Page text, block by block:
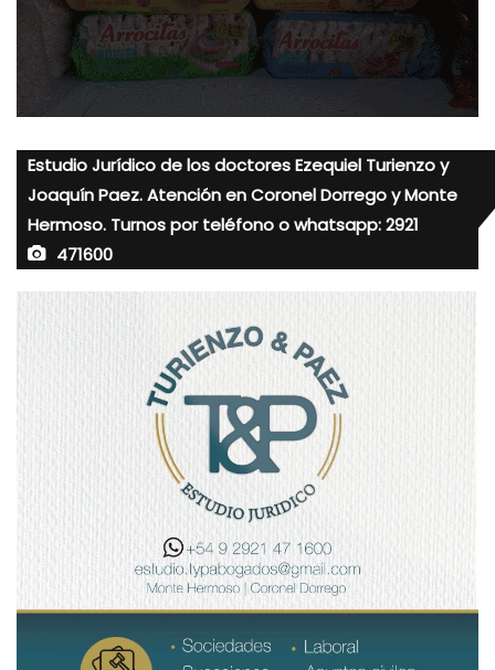
Estudio Jurídico de los doctores Ezequiel Turienzo y
Joaquín Paez. Atención en Coronel Dorrego y Monte
Hermoso. Turnos por teléfono o whatsapp: 2921
471600